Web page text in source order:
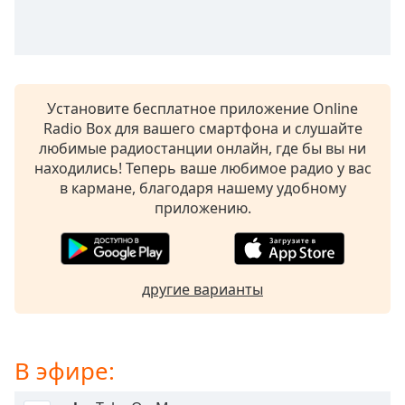
will
Background
Установите бесплатное приложение Online
Radio Box для вашего смартфона и слушайте
любимые радиостанции онлайн, где бы вы ни
находились! Теперь ваше любимое радио у вас
в кармане, благодаря нашему удобному
приложению.
другие варианты
В эфире: